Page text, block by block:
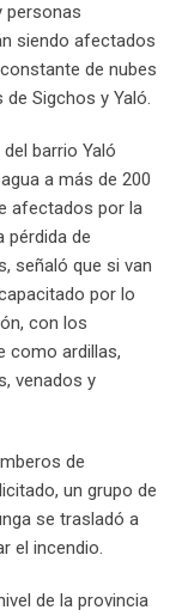
personas
siendo afectados
de nubes
Sigchos y Yaló.
barrio Yaló
a más de 200
afectados por la
pérdida de
señaló que si van
por lo
con los
como ardillas,
venados y
de
un grupo de
se trasladó a
el incendio.
de la provincia